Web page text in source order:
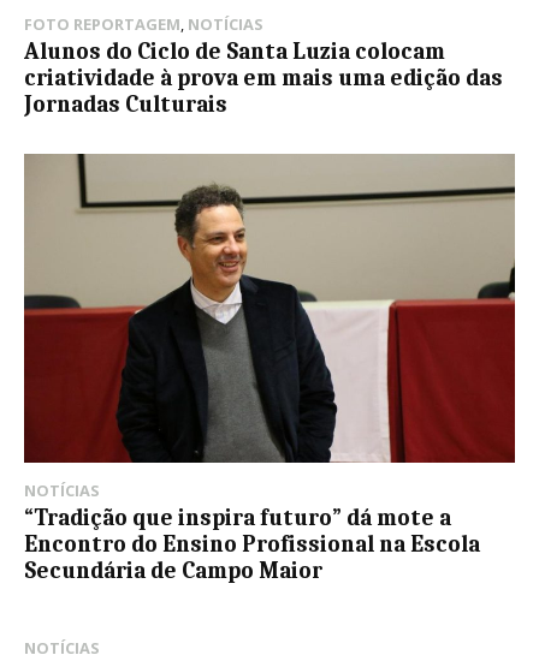
FOTO REPORTAGEM, NOTÍCIAS
Alunos do Ciclo de Santa Luzia colocam
criatividade à prova em mais uma edição das
Jornadas Culturais
NOTÍCIAS
“Tradição que inspira futuro” dá mote a
Encontro do Ensino Profissional na Escola
Secundária de Campo Maior
NOTÍCIAS